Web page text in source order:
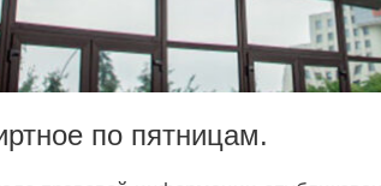
по пятницам.